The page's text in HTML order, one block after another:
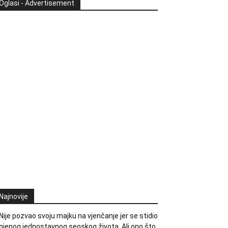
- Advertisement
Najnovije
Nije pozvao svoju majku na vjenčanje jer se stidio